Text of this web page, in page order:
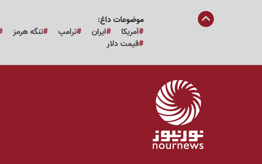
موضوعات داغ:
آمریکا
ایران ترامپ تنگه هرمز
قیمت دلار